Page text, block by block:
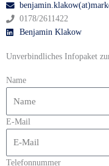
0178/2611422
Benjamin Klakow
Unverbindliches Infopaket
Name
E-Mail
Telefonnummer